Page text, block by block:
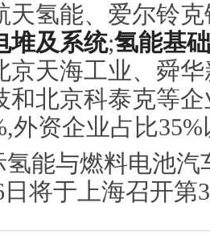
天氢能、爱尔铃
堆及系统;氢能基
京天海工业、舜
和北京科泰克等
外资企业占比